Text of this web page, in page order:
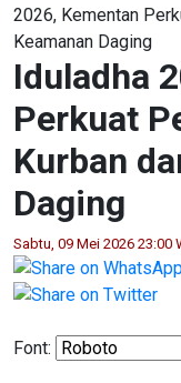
2026, Kementan
Keamanan Daging
Iduladha
Perkuat
Kurban
Daging
Sabtu, 09 Mei 2026 23:00
Font: